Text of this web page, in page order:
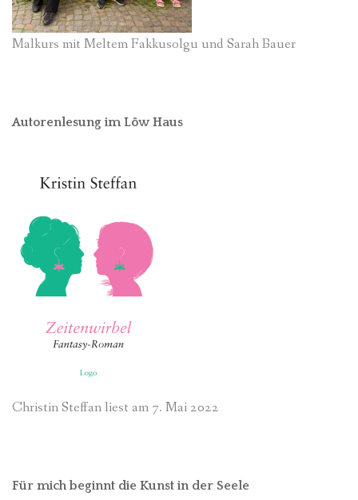
Malkurs mit Meltem Fakkusolgu und Sarah Bauer
Autorenlesung im Löw Haus
Christin Steffan liest am 7. Mai 2022
Für mich beginnt die Kunst in der Seele